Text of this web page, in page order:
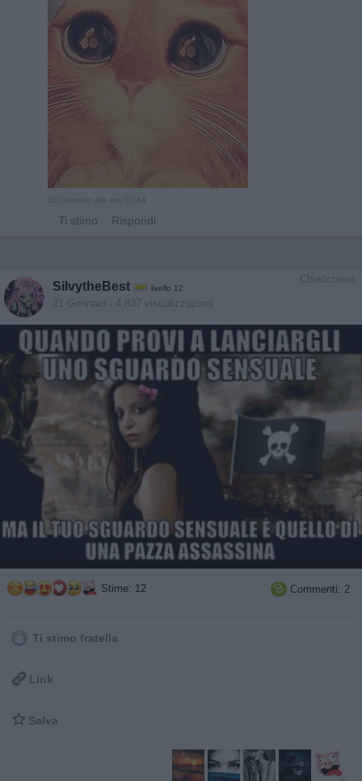
28 Gennaio alle ore 07:44
· Ti stimo · Rispondi
Chiacchiera
SilvytheBest livello 12
21 Gennaio - 4.837 visualizzazioni
Stime: 12  Commenti: 2
Ti stimo fratella
 Link
 Salva